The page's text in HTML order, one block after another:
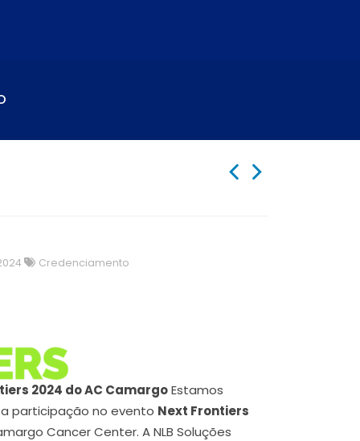
Credenciamento
2024 do AC CamargoEstamos
participação no evento Next Frontiers
Cancer Center. A NLB Soluções